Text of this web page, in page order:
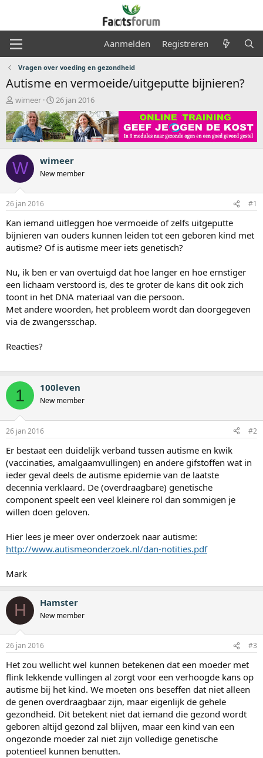
Aanmelden Registreren
Vragen over voeding en gezondheid
Autisme en vermoeide/uitgeputte bijnieren?
O
n
d
e
r
w
e
r
p
s
t
r
t
e
wimeer
S
t
a
r
t
a
t
m
26 jan 2016
W wimeer
New member
26 jan 2016 #1
Kan iemand uitleggen hoe vermoeide of zelfs uitgeputte
bijnieren van ouders kunnen leiden tot een geboren kind met
autisme? Of is autisme meer iets genetisch?
Nu, ik ben er van overtuigd dat hoe langer en hoe ernstiger
een lichaam verstoord is, des te groter de kans dit ook zich
toont in het DNA materiaal van die persoon.
Met andere woorden, het probleem wordt dan doorgegeven
via de zwangersschap.
Reacties?
1 100leven
New member
26 jan 2016 #2
Er bestaat een duidelijk verband tussen autisme en kwik
(vaccinaties, amalgaamvullingen) en andere gifstoffen wat in
ieder geval deels de autisme epidemie van de laatste
decennia verklaard. De (overdraagbare) genetische
component speelt een veel kleinere rol dan sommigen je
willen doen geloven.
Hier lees je meer over onderzoek naar autisme:
http://www.autismeonderzoek.nl/dan-notities.pdf
Mark
H Hamster
New member
26 jan 2016 #3
Het zou wellicht wel kunnen betekenen dat een moeder met
flink lekkende vullingen al zorgt voor een verhoogde kans op
autisme bij het kind. We moeten ons beseffen dat niet alleen
de genen overdraagbaar zijn, maar eigenlijk de gehele
gezondheid. Dit betekent niet dat iemand die gezond wordt
geboren altijd gezond zal blijven, maar een kind van een
ongezonde moeder zal niet zijn volledige genetische
potentieel kunnen benutten.